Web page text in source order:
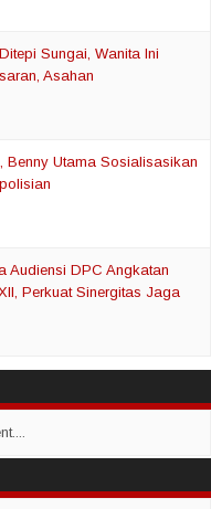
Sungai, Wanita Ini
Asahan
Benny Utama Sosialisasikan
Audiensi DPC Angkatan
Perkuat Sinergitas Jaga